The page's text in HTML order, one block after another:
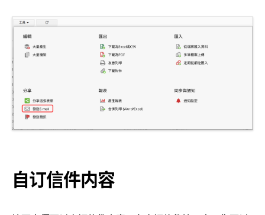
自订信件内容